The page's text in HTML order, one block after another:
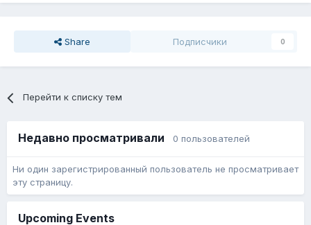
Share Подписчики 0
Перейти к списку тем
Недавно просматривали 0 пользователей
Ни один зарегистрированный пользователь не просматривает
эту страницу.
Upcoming Events